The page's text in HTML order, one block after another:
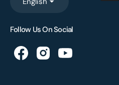
Follow Us On Social